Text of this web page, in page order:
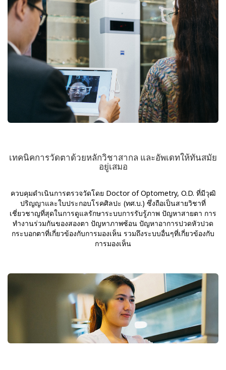
เทคนิคการวัดตาด้วยหลักวิชาสากล และอัพเดทให้ทันสมัย
อยู่เสมอ
ควบคุมดำเนินการตรวจวัดโดย Doctor of Optometry, O.D. ที่มีวุฒิ
ปริญญาและใบประกอบโรคศิลปะ (ทศ.บ.) ซึ่งถือเป็นสายวิชาที่
เชี่ยวชาญที่สุดในการดูแลรักษาระบบการรับรู้ภาพ ปัญหาสายตา การ
ทำงานร่วมกันของสองตา ปัญหาภาพซ้อน ปัญหาอาการปวดหัวปวด
กระบอกตาที่เกี่ยวข้องกับการมองเห็น รวมถึงระบบอื่นๆที่เกี่ยวข้องกับ
การมองเห็น